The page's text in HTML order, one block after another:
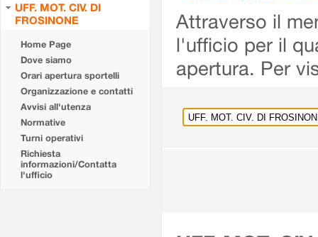
UFF. MOT. CIV. DI
FROSINONE
Home Page
Dove siamo
Orari apertura sportelli
Organizzazione e contatti
Avvisi all'utenza
Normative
Turni operativi
Richiesta
informazioni/Contatta
l'ufficio
Attraverso il
l'ufficio per il
apertura. Per